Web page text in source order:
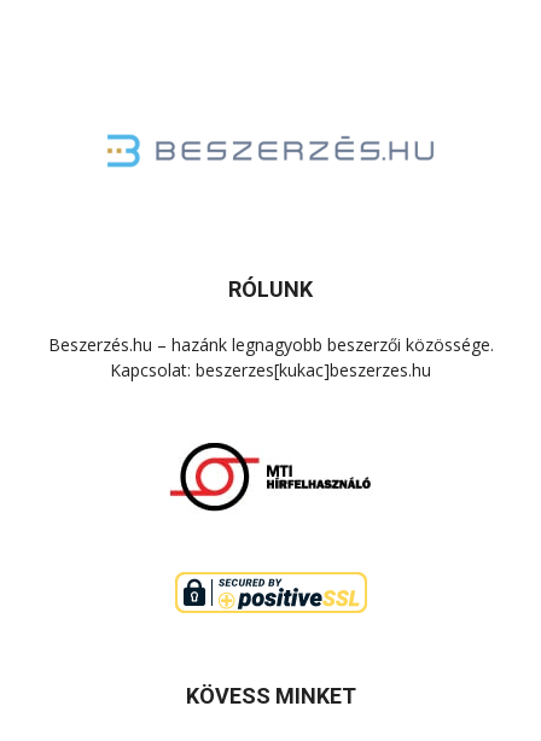
RÓLUNK
Beszerzés.hu – hazánk legnagyobb beszerzői közössége.
Kapcsolat: beszerzes[kukac]beszerzes.hu
KÖVESS MINKET